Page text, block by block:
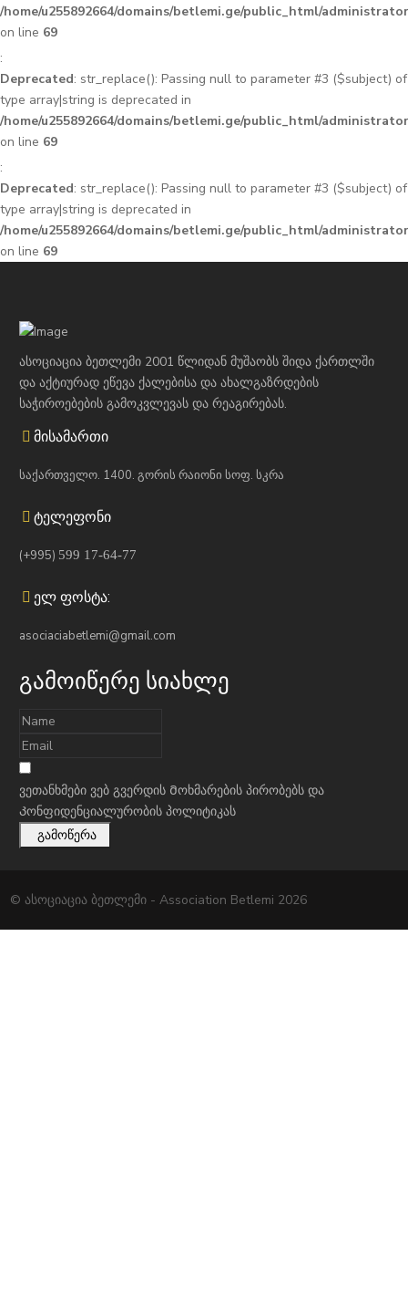
/home/u255892664/domains/betlemi.ge/public_html/
on line 69
:
Deprecated: str_replace(): Passing null to parameter #3 ($subject) of
type array|string is deprecated in
/home/u255892664/domains/betlemi.ge/public_html/
on line 69
:
Deprecated: str_replace(): Passing null to parameter #3 ($subject) of
type array|string is deprecated in
/home/u255892664/domains/betlemi.ge/public_html/
on line 69
ასოციაცია ბეთლემი 2001 წლიდან მუშაობს შიდა ქართლში
და აქტიურად ეწევა ქალებისა და ახალგაზრდების
საჭიროებების გამოკვლევას და რეაგირებას.
მისამართი
საქართველო. 1400. გორის რაიონი სოფ. სკრა
ტელეფონი
(+995) 599 17-64-77
ელ ფოსტა:
asociaciabetlemi@gmail.com
გამოიწერე სიახლე
ვეთანხმები ვებ გვერდის Მოხმარების პირობებს და
Კონფიდენციალურობის პოლიტიკას
გამოწერა
© ასოციაცია ბეთლემი - Association Betlemi 2026